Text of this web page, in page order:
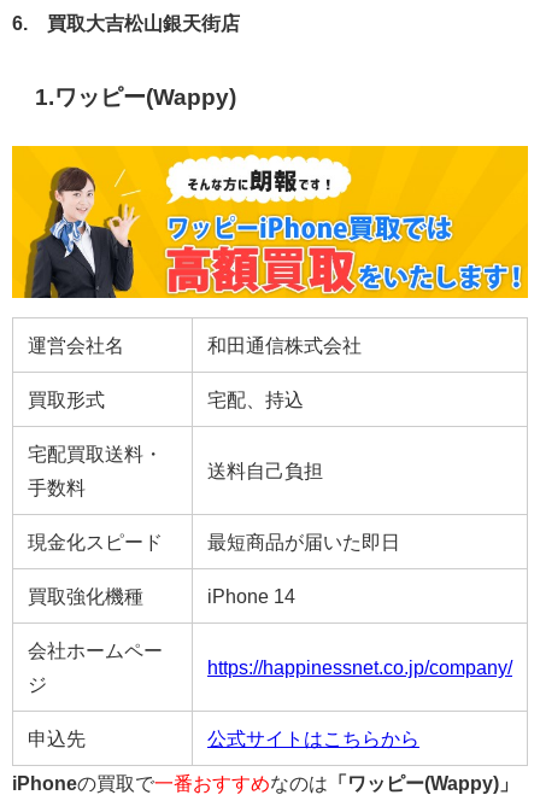
6. 買取大吉松山銀天街店
1.ワッピー(Wappy)
運営会社名 和田通信株式会社
買取形式 宅配、持込
宅配買取送料・
手数料
送料自己負担
現金化スピード 最短商品が届いた即日
買取強化機種 iPhone 14
会社ホームペー
ジ
https://happinessnet.co.jp/company/
申込先 公式サイトはこちらから
iPhoneの買取で一番おすすめなのは 「 ワッピー(Wappy) 」